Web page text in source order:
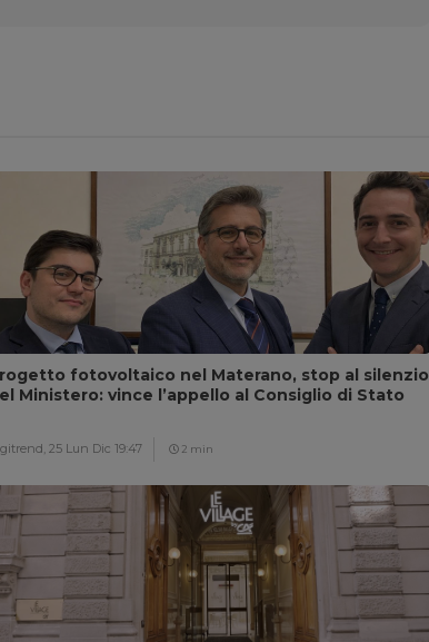
fotovoltaico nel Materano, stop al silenzio
Ministero: vince l’appello al Consiglio di Stato
25 Lun Dic 19:47 2 min